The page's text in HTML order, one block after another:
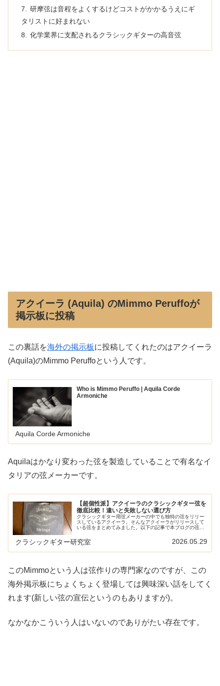
研摩弦は音程をよくするけどコストがかかるうえにギ
タリストに好まれない
化学業界に支配されるクラシックギターの高音弦
アクイーラ (Aquila) のMimmo Peruffoが
掲示板に投稿
この裏話を海外の掲示板に投稿してくれたのはアクイーラ
(Aquila)のMimmo Peruffoという人です。
Who is Mimmo Peruffo | Aquila Corde
Armoniche
Aquila Corde Armoniche
Aquilaはかなり変わった弦を製造していることで有名なイ
タリアの弦メーカーです。
【超個性派】アクイーラのクラシックギター弦を
徹底比較！違いと失敗しない選び方
クラシックギター用弦メーカーの中でも独特の弦をリリー
スしているアクイーラ。そんなアクイーラがリリースして
いる弦をまとめてみました。以下の記事で本ブログの弦の
ーカーアクイーラはイタリアの弦...
クラシックギター研究室 2026.05.29
このMimmoという人は弦作りの専門家なのですが、この
海外掲示板にちょくちょく登場しては興味深い話をしてく
れます(新しい弦の宣伝というのもありますが)。
なかなかこういう人はいないのでありがたい存在です。